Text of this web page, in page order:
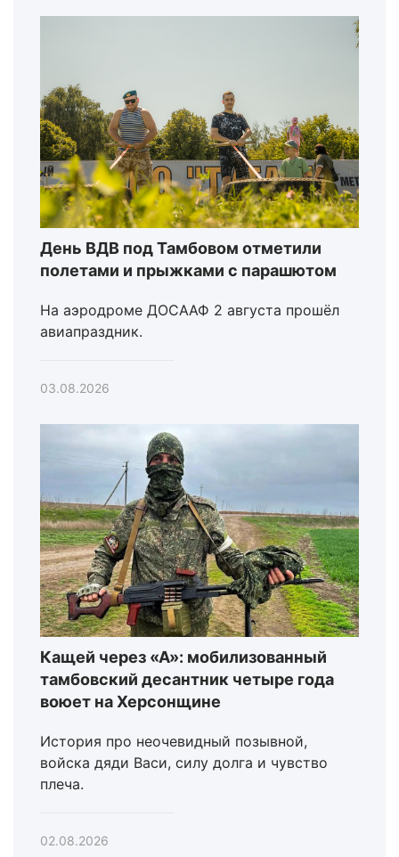
День ВДВ под Тамбовом отметили
полетами и прыжками с парашютом
На аэродроме ДОСААФ 2 августа прошёл
авиапраздник.
03.08.2026
Кащей через «А»: мобилизованный
тамбовский десантник четыре года
воюет на Херсонщине
История про неочевидный позывной,
войска дяди Васи, силу долга и чувство
плеча.
02.08.2026